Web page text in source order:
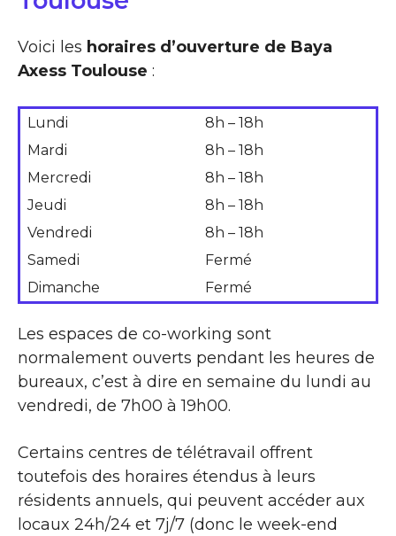
Voici les horaires d’ouverture de Baya
Axess Toulouse :
Lundi
8h – 18h
Mardi
8h – 18h
Mercredi
8h – 18h
Jeudi
8h – 18h
Vendredi
8h – 18h
Samedi
Fermé
Dimanche
Fermé
Les espaces de co-working sont
normalement ouverts pendant les heures de
bureaux, c’est à dire en semaine du lundi au
vendredi, de 7h00 à 19h00.
Certains centres de télétravail offrent
toutefois des horaires étendus à leurs
résidents annuels, qui peuvent accéder aux
locaux 24h/24 et 7j/7 (donc le week-end